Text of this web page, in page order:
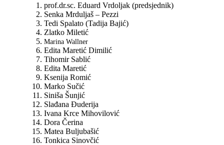
prof.dr.sc. Eduard Vrdoljak (predsjednik)
Senka Mrduljaš – Pezzi
Tedi Spalato (Tadija Bajić)
Zlatko Miletić
Marina Wallner
Edita Maretić Dimilić
Tihomir Sablić
Edita Maretić
Ksenija Romić
Marko Sučić
Siniša Šunjić
Slađana Đuderija
Ivana Krce Mihovilović
Dora Čerina
Matea Buljubašić
Tonkica Sinovčić